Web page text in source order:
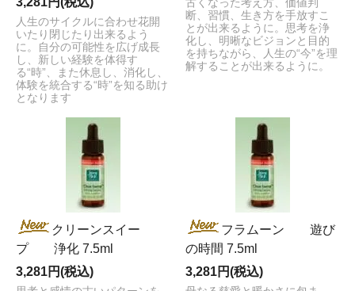
人生のサイクルに合わせ花開
いたり閉じたり出来るよう
に。自分の可能性を広げ成長
し、新しい経験を体得す
る“時”、また休息し、消化し、
体験を統合する“時”を知る助け
となります
古くなった考え方、価値判
断、習慣、生き方を手放すこ
とが出来るように。思考を浄
化し、明晰なビジョンと目的
を持ちながら、人生の“今”を理
解することが出来るように。
クリーンスイー
プ 浄化 7.5ml
3,281円(税込)
フラムーン 遊び
の時間 7.5ml
3,281円(税込)